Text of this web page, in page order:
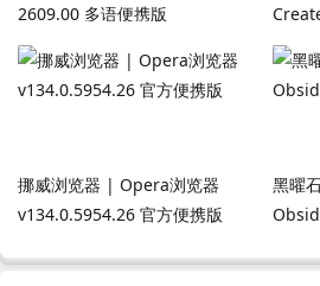
2609.00 多语便携版
色版
挪威浏览器 | Opera浏览器
v134.0.5954.26 官方便携版
黑曜